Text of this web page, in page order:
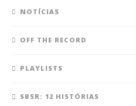
NOTÍCIAS
OFF THE RECORD
PLAYLISTS
SBSR: 12 HISTÓRIAS